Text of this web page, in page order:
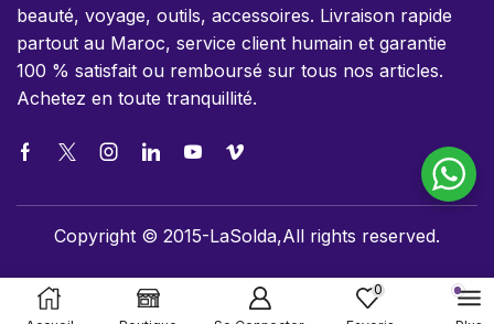
beauté, voyage, outils, accessoires. Livraison rapide
partout au Maroc, service client humain et garantie
100 % satisfait ou remboursé sur tous nos articles.
Achetez en toute tranquillité.
Copyright © 2015-LaSolda,All rights reserved.
0